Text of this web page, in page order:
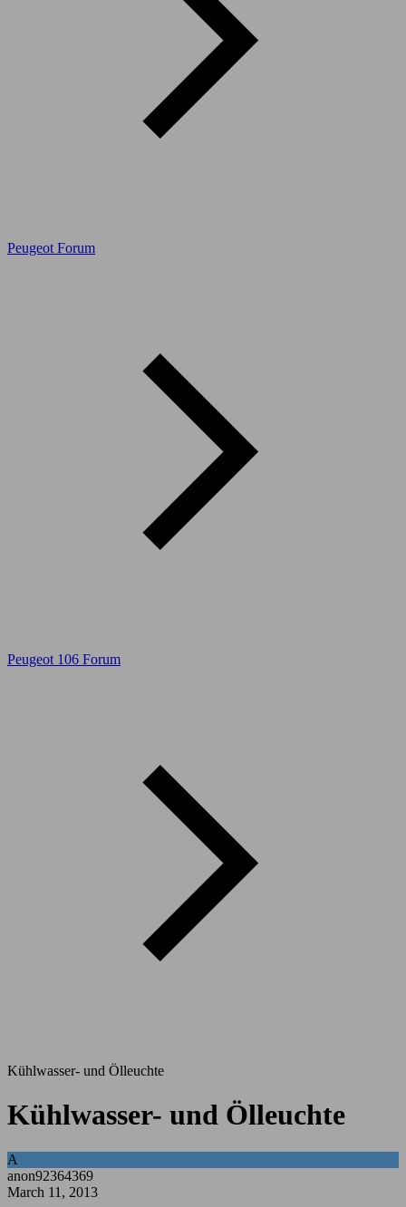
Peugeot Forum
Peugeot 106 Forum
Kühlwasser- und Ölleuchte
Kühlwasser- und Ölleuchte
A
anon92364369
March 11, 2013